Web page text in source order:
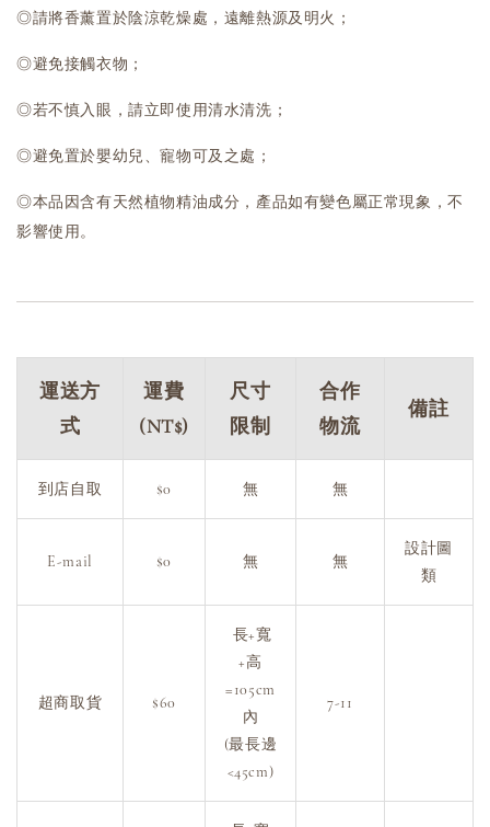
◎請將香薰置於陰涼乾燥處，遠離熱源及明火；
◎避免接觸衣物；
◎若不慎入眼，請立即使用清水清洗；
◎避免置於嬰幼兒、寵物可及之處；
◎本品因含有天然植物精油成分，產品如有變色屬正常現象，不
影響使用。
運送方
式
運費
(NT$)
尺寸
限制
合作
物流
備註
到店自取 $0 無 無
E-mail $0 無 無
設計圖
類
超商取貨 $60
長+寬
+高
=105cm
內
(最長邊
<45cm)
7-11